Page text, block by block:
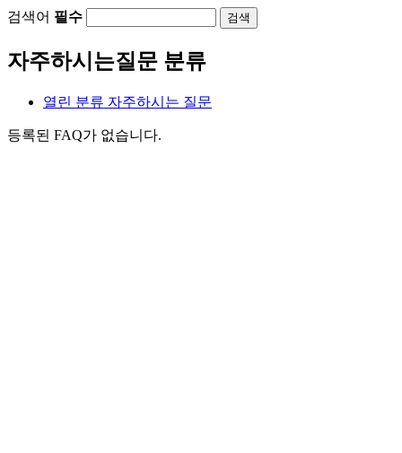
검색어 필수 검색
자주하시는질문 분류
열린 분류 자주하시는 질문
등록된 FAQ가 없습니다.